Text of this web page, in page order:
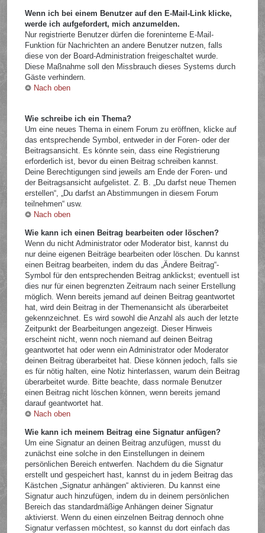
Wenn ich bei einem Benutzer auf den E-Mail-Link klicke,
werde ich aufgefordert, mich anzumelden.
Nur registrierte Benutzer dürfen die foreninterne E-Mail-
Funktion für Nachrichten an andere Benutzer nutzen, falls
diese von der Board-Administration freigeschaltet wurde.
Diese Maßnahme soll den Missbrauch dieses Systems durch
Gäste verhindern.
Nach oben
Wie schreibe ich ein Thema?
Um eine neues Thema in einem Forum zu eröffnen, klicke auf
das entsprechende Symbol, entweder in der Foren- oder der
Beitragsansicht. Es könnte sein, dass eine Registrierung
erforderlich ist, bevor du einen Beitrag schreiben kannst.
Deine Berechtigungen sind jeweils am Ende der Foren- und
der Beitragsansicht aufgelistet. Z. B. „Du darfst neue Themen
erstellen“, „Du darfst an Abstimmungen in diesem Forum
teilnehmen“ usw.
Nach oben
Wie kann ich einen Beitrag bearbeiten oder löschen?
Wenn du nicht Administrator oder Moderator bist, kannst du
nur deine eigenen Beiträge bearbeiten oder löschen. Du kannst
einen Beitrag bearbeiten, indem du das „Ändere Beitrag“-
Symbol für den entsprechenden Beitrag anklickst; eventuell ist
dies nur für einen begrenzten Zeitraum nach seiner Erstellung
möglich. Wenn bereits jemand auf deinen Beitrag geantwortet
hat, wird dein Beitrag in der Themenansicht als überarbeitet
gekennzeichnet. Es wird sowohl die Anzahl als auch der letzte
Zeitpunkt der Bearbeitungen angezeigt. Dieser Hinweis
erscheint nicht, wenn noch niemand auf deinen Beitrag
geantwortet hat oder wenn ein Administrator oder Moderator
deinen Beitrag überarbeitet hat. Diese können jedoch, falls sie
es für nötig halten, eine Notiz hinterlassen, warum dein Beitrag
überarbeitet wurde. Bitte beachte, dass normale Benutzer
einen Beitrag nicht löschen können, wenn bereits jemand
darauf geantwortet hat.
Nach oben
Wie kann ich meinem Beitrag eine Signatur anfügen?
Um eine Signatur an deinen Beitrag anzufügen, musst du
zunächst eine solche in den Einstellungen in deinem
persönlichen Bereich entwerfen. Nachdem du die Signatur
erstellt und gespeichert hast, kannst du in jedem Beitrag das
Kästchen „Signatur anhängen“ aktivieren. Du kannst eine
Signatur auch hinzufügen, indem du in deinem persönlichen
Bereich das standardmäßige Anhängen deiner Signatur
aktivierst. Wenn du einen einzelnen Beitrag dennoch ohne
Signatur verfassen möchtest, so kannst du dort einfach das